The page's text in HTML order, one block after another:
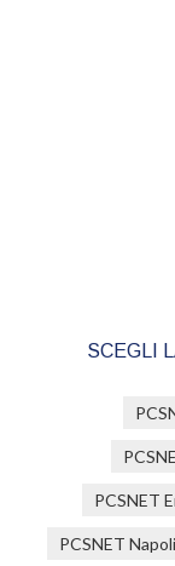
SCEGLI
PCSNET
PCSNET Napoli